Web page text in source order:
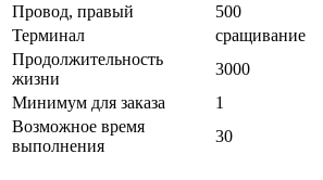
Провод, правый
500
Терминал
сращивание
Продолжительность
жизни
3000
Минимум для заказа
1
Возможное время
выполнения
30